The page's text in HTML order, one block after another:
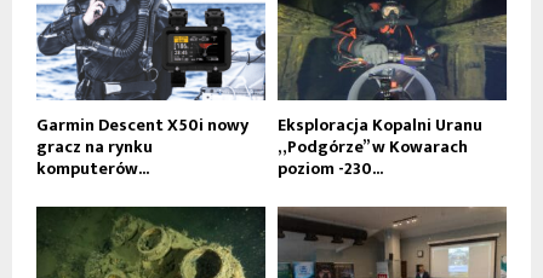
Garmin Descent X50i nowy
gracz na rynku
komputerów...
Eksploracja Kopalni Uranu
„Podgórze” w Kowarach
poziom -230...